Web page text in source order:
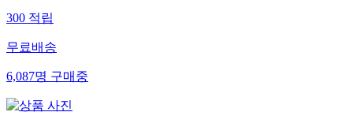
300 적립
무료배송
6,087명 구매중